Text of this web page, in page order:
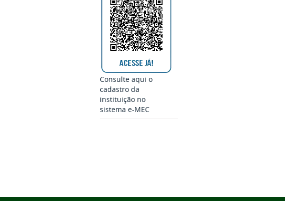
Consulte aqui o
cadastro da
instituição no
sistema e-MEC